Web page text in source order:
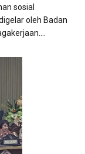
sosial
oleh Badan